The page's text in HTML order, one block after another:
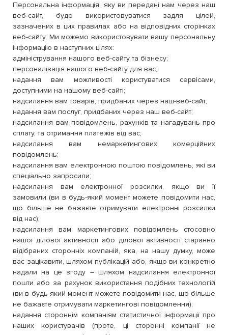
Персональна інформація, яку ви передані нам через наш
веб-сайт, буде використовуватися задля цілей,
зазначених в цих правилах або на відповідних сторінках
веб-сайту. Ми можемо використовувати вашу персональну
інформацію в наступних цілях:
адміністрування нашого веб-сайту та бізнесу;
персоналізація нашого веб-сайту для вас;
надання вам можливості користуватися сервісами,
доступними на нашому веб-сайті;
надсилання вам товарів, придбаних через наш-веб-сайт;
надання вам послуг, придбаних через наш веб-сайт;
надсилання вам повідомлень, рахунків та нагадувань про
сплату, та отримання платежів від вас;
надсилання вам немаркетингових комерційних
повідомлень;
надсилання вам електронною поштою повідомлень, які ви
спеціально запросили;
надсилання вам електронної розсилки, якщо ви її
замовили (ви в будь-який момент можете повідомити нас,
що більше не бажаєте отримувати електронні розсилки
від нас);
надсилання вам маркетингових повідомлень стосовно
нашої ділової активності або ділової активності старанно
відібраних сторонніх компаній, яка, на нашу думку, може
вас зацікавити, шляхом публікацій або, якщо ви конкретно
надали на це згоду – шляхом надсилання електронної
пошти або за рахунок використання подібних технологій
(ви в будь-який момент можете повідомити нас, що більше
не бажаєте отримувати маркетингові повідомлення);
надання стороннім компаніям статистичної інформації про
наших користувачів (проте, ці сторонні компанії не